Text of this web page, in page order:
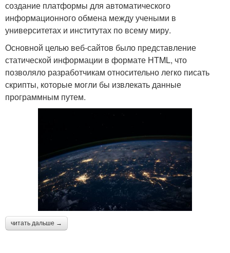
создание платформы для автоматического
информационного обмена между учеными в
университетах и институтах по всему миру.
Основной целью веб-сайтов было представление
статической информации в формате HTML, что
позволяло разработчикам относительно легко писать
скрипты, которые могли бы извлекать данные
программным путем.
читать дальше →